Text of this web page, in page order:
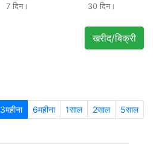
7 दिन। 30 दिन।
खरीद/बिक्री
3महीना 6महीना 1साल 2साल 5साल